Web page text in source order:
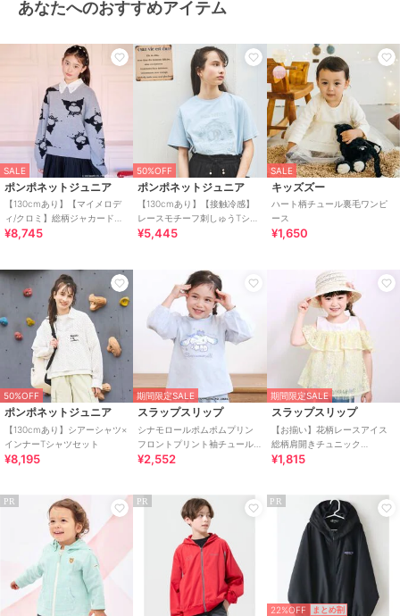
あなたへのおすすめアイテム
SALE
ポンポネットジュニア
【130cmあり】【マイメロデ
ィ/クロミ】総柄ジャカードプ
ルオーバー&レース襟セット
¥8,745
50%OFF
ポンポネットジュニア
【130cmあり】【接触冷感】
レースモチーフ刺しゅうTシャ
ツ
¥5,445
SALE
キッズズー
ハート柄チュール裏毛ワンピ
ース
¥1,650
50%OFF
ポンポネットジュニア
【130cmあり】シアーシャツ×
インナーTシャツセット
¥8,195
期間限定SALE
スラップスリップ
シナモロールポムポムプリン
フロントプリント袖チュールT
シャツ(80~130cm)
¥2,552
期間限定SALE
スラップスリップ
【お揃い】花柄レースアイス
総柄肩開きチュニック
(90~130cm)
¥1,815
PR PR PR
22%OFF まとめ割